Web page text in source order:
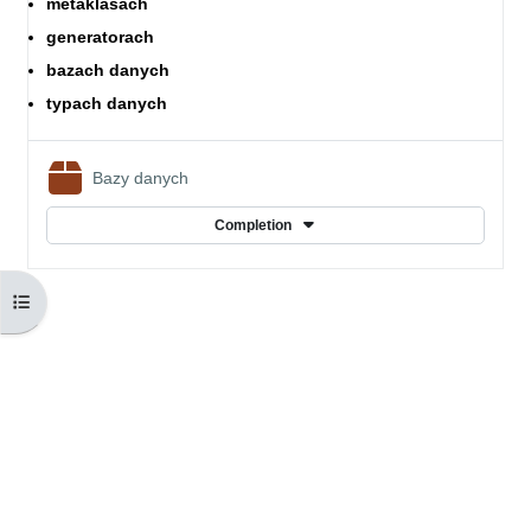
Open course index
metaklasach
generatorach
bazach danych
typach danych
Bazy danych
Completion